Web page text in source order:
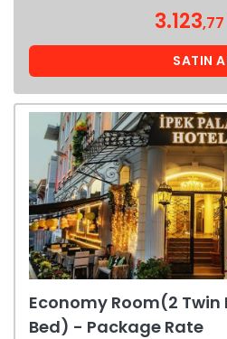
3.123,77
SATIN
Economy Room(2 Twin
Bed) - Package Rate